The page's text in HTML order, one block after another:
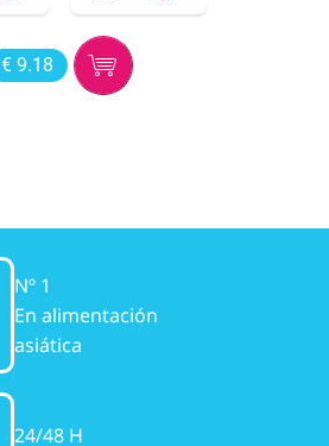
€ 9.18
Nº 1
En alimentación
asiática
24/48 H